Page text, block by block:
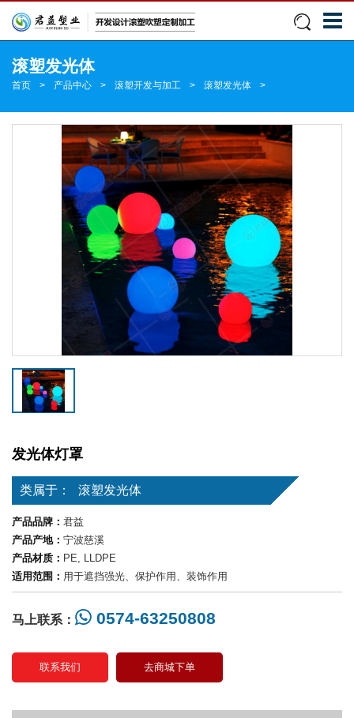
滚塑发光体
首页 > 产品中心 > 滚塑开发与加工 > 滚塑发光体 >
发光体灯罩
类属于： 滚塑发光体
产品品牌： 君益
产品产地： 宁波慈溪
产品材质： PE, LLDPE
适用范围： 用于遮挡强光、保护作用、装饰作用
马上联系： 0574-63250808
联系我们 去商城下单